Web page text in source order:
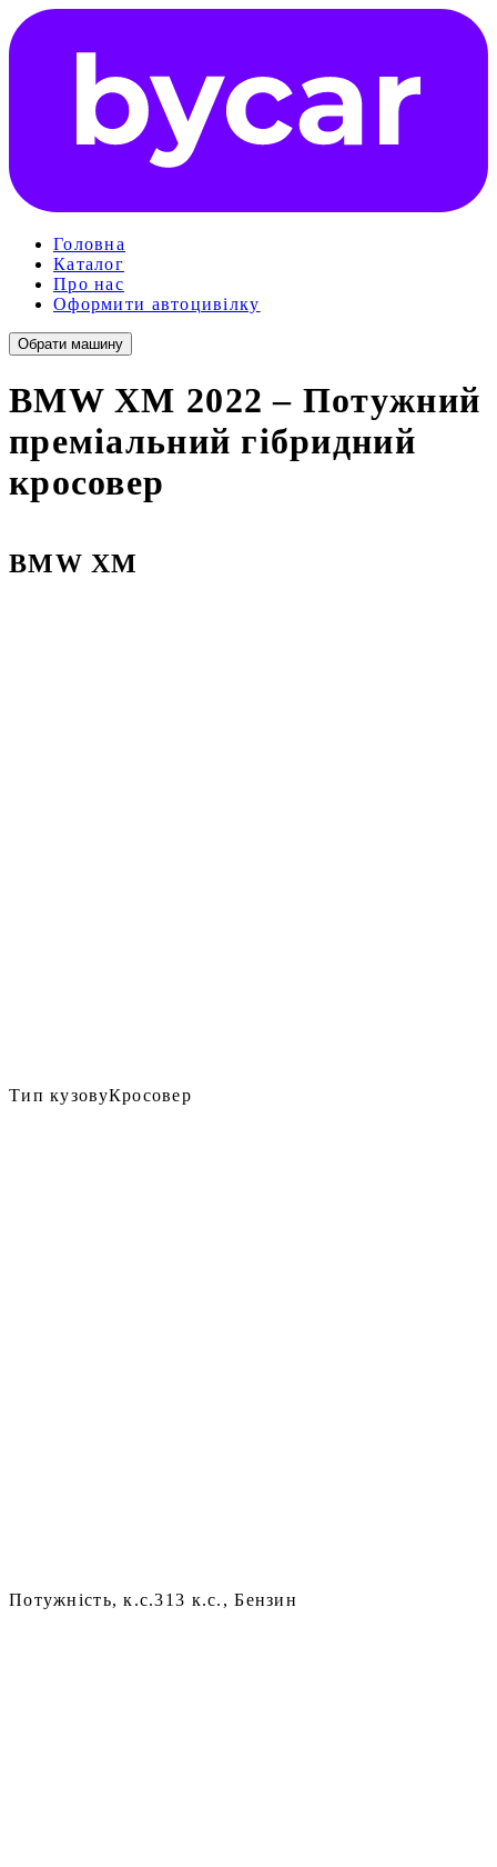
Головна
Каталог
Про нас
Оформити автоцивілку
Обрати машину
BMW XM 2022 – Потужний
преміальний гібридний
кросовер
BMW XM
Тип кузовуКросовер
Потужність, к.с.313 к.с., Бензин